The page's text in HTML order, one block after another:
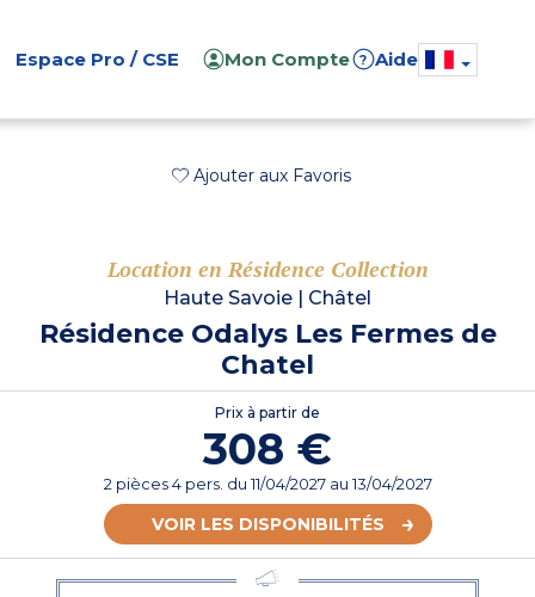
Espace Pro / CSE Mon Compte ? Aide
Ajouter aux Favoris
Location en Résidence Collection
Haute Savoie Châtel
Résidence Odalys Les Fermes de
Chatel
Prix à partir de
308 €
2 pièces 4 pers. du11/04/2027au 13/04/2027
VOIR LES DISPONIBILITÉS